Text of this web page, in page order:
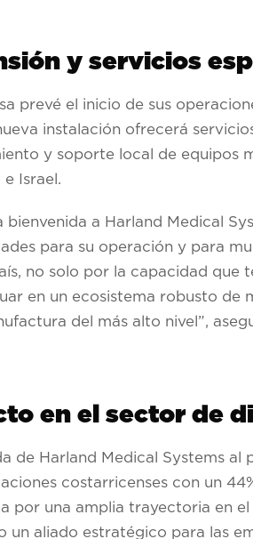
y servicios
prevé el inicio de sus
instalación ofrecerá
y soporte local de equipos
e Israel.
bienvenida a Harland Medical
para su operación y para
no solo por la capacidad que
en un ecosistema robusto de
del más alto nivel”,
en el sector de
de Harland Medical Systems
costarricenses con un
por una amplia trayectoria en
un aliado estratégico para las